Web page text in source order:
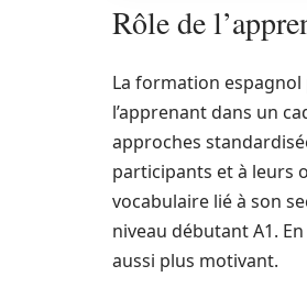
Rôle de
La formation
l’apprenant dans un
approches
participants et à leurs
vocabulaire lié à son
niveau débutant A1.
aussi plus motivant.